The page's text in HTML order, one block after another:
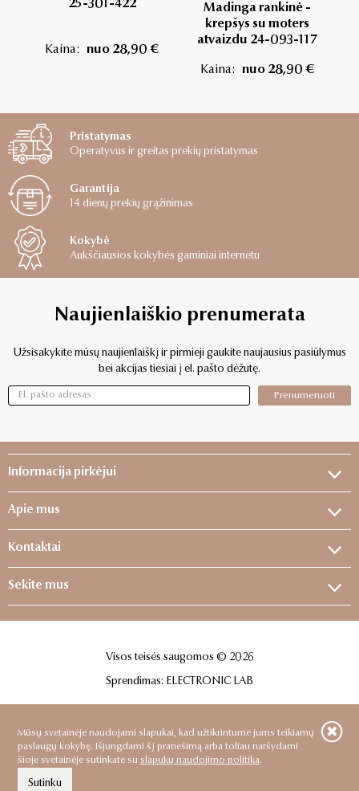
Mūsų svetainėje naudojami slapukai, kad užtikrintume jums teikiamų
paslaugų kokybę. Išjungdami šį pranešimą arba toliau naršydami
šioje svetainėje sutinkate su slapukų naudojimo politika.
Sutinku
25-301-422
Kaina: nuo 28,90 €
Madinga rankinė -
krepšys su moters
atvaizdu 24-093-117
Kaina: nuo 28,90 €
Pristatymas
Operatyvus ir greitas prekių pristatymas
Garantija
14 dienų prekių grąžinimas
Kokybė
Aukščiausios kokybės gaminiai internetu
Naujienlaiškio prenumerata
Užsisakykite mūsų naujienlaiškį ir pirmieji gaukite naujausius pasiūlymus
bei akcijas tiesiai į el. pašto dėžutę.
Prenumeruoti
Informacija pirkėjui
Apie mus
Kontaktai
Sekite mus
Visos teisės saugomos © 2026
Sprendimas: ELECTRONIC LAB